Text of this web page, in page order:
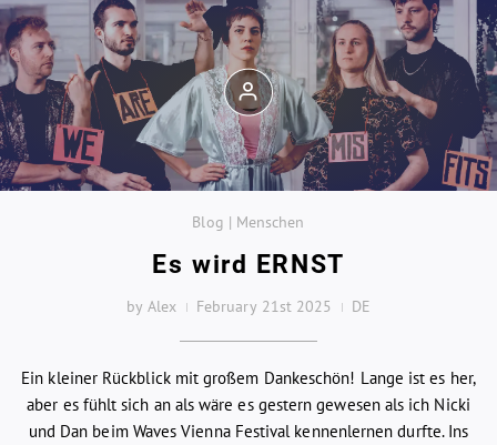
Blog | Menschen
Es wird ERNST
by Alex February 21st 2025 DE
Ein kleiner Rückblick mit großem Dankeschön! Lange ist es her,
aber es fühlt sich an als wäre es gestern gewesen als ich Nicki
und Dan beim Waves Vienna Festival kennenlernen durfte. Ins